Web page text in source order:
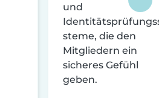
und
steme, die den
Mitgliedern ein
sicheres Gefühl
geben.